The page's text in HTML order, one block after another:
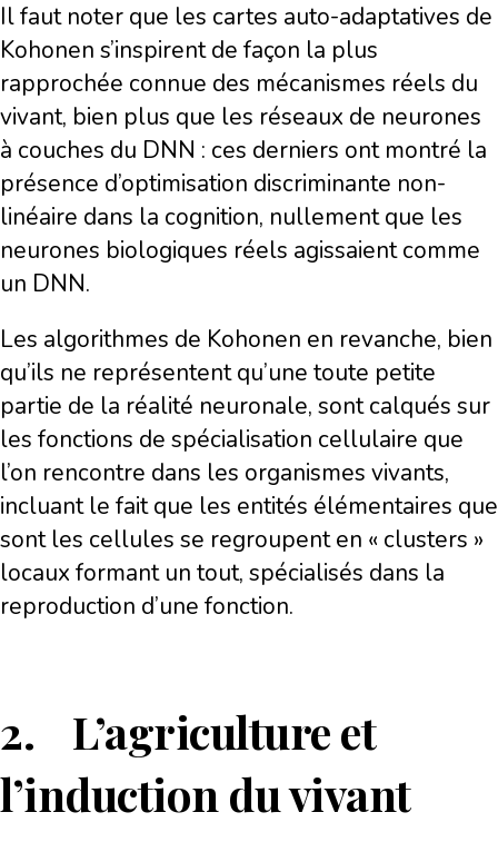
Il faut noter que les cartes auto-adaptatives de
Kohonen s’inspirent de façon la plus
rapprochée connue des mécanismes réels du
vivant, bien plus que les réseaux de neurones
à couches du DNN : ces derniers ont montré la
présence d’optimisation discriminante non-
linéaire dans la cognition, nullement que les
neurones biologiques réels agissaient comme
un DNN.
Les algorithmes de Kohonen en revanche, bien
qu’ils ne représentent qu’une toute petite
partie de la réalité neuronale, sont calqués sur
les fonctions de spécialisation cellulaire que
l’on rencontre dans les organismes vivants,
incluant le fait que les entités élémentaires que
sont les cellules se regroupent en « clusters »
locaux formant un tout, spécialisés dans la
reproduction d’une fonction.
2. L’agriculture et
l’induction du vivant